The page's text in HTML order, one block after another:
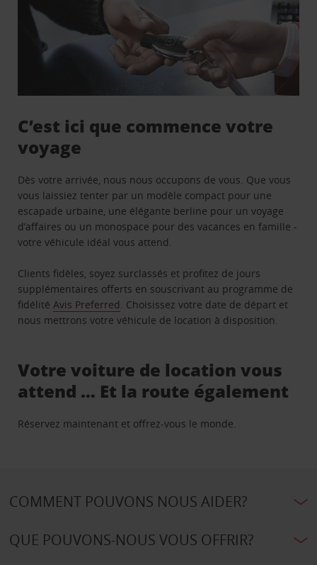
C’est ici que commence votre
voyage
Dès votre arrivée, nous nous occupons de vous. Que vous
vous laissiez tenter par un modèle compact pour une
escapade urbaine, une élégante berline pour un voyage
d’affaires ou un monospace pour des vacances en famille -
votre véhicule idéal vous attend.
Clients fidèles, soyez surclassés et profitez de jours
supplémentaires offerts en souscrivant au programme de
fidélitéAvis Preferred. Choisissez votre date de départ et
nous mettrons votre véhicule de location à disposition.
Votre voiture de location vous
attend … Et la route également
Réservez maintenant et offrez-vous le monde.
COMMENT POUVONS NOUS AIDER?
QUE POUVONS-NOUS VOUS OFFRIR?